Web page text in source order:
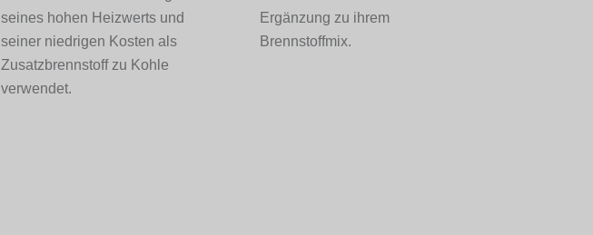
seines hohen Heizwerts und
seiner niedrigen Kosten als
Zusatzbrennstoff zu Kohle
verwendet.
Ergänzung zu ihrem
Brennstoffmix.